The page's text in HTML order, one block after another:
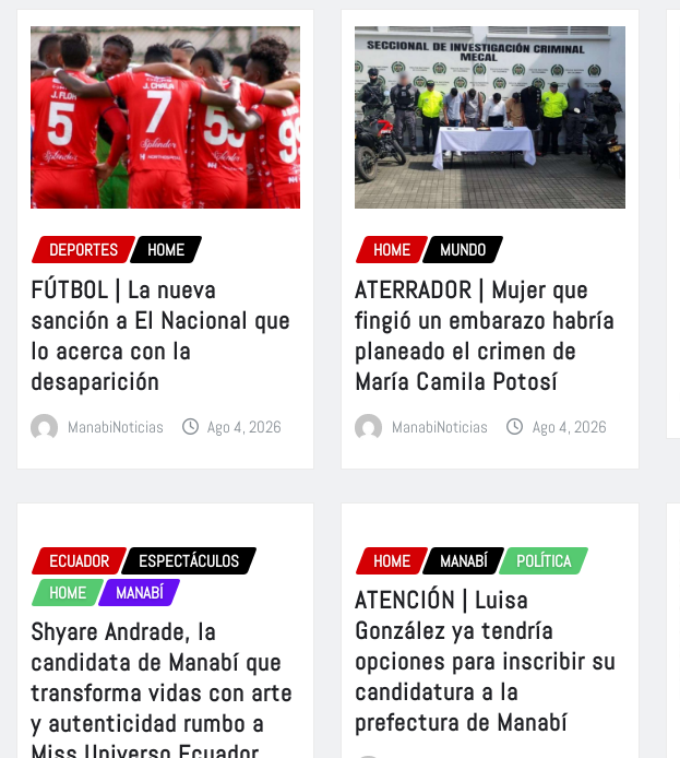
DEPORTES HOME
FÚTBOL | La nueva
sanción a El Nacional que
lo acerca con la
desaparición
ManabiNoticias Ago 4, 2026
HOME MUNDO
ATERRADOR | Mujer que
fingió un embarazo habría
planeado el crimen de
María Camila Potosí
ManabiNoticias Ago 4, 2026
ECUADOR
ESPECTÁCULOS
HOME
MANABÍ
Shyare Andrade, la
candidata de Manabí que
transforma vidas con arte
y autenticidad rumbo a
HOME MANABÍ POLÍTICA
ATENCIÓN | Luisa
González ya tendría
opciones para inscribir su
candidatura a la
prefectura de Manabí